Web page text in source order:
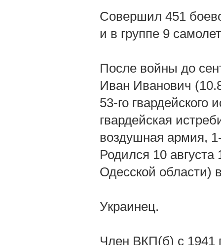
Совершил 451
и в группе 9
После войны до
Иван Иванович
53-го гвардейского
гвардейская
воздушная армия,
Родился 10 августа
Одесской области)
Украинец.
Член ВКП(б) с 1941